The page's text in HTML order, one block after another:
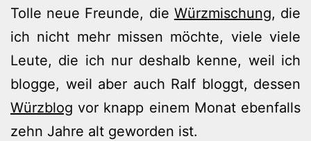
Tolle neue Freunde, die Würzmischung, die
ich nicht mehr missen möchte, viele viele
Leute, die ich nur deshalb kenne, weil ich
blogge, weil aber auch Ralf bloggt, dessen
Würzblog vor knapp einem Monat ebenfalls
zehn Jahre alt geworden ist.